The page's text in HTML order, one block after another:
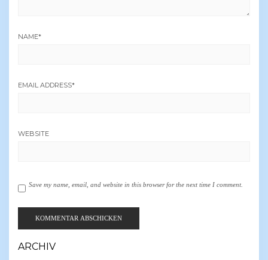
NAME*
EMAIL ADDRESS*
WEBSITE
Save my name, email, and website in this browser for the next time I comment.
ARCHIV